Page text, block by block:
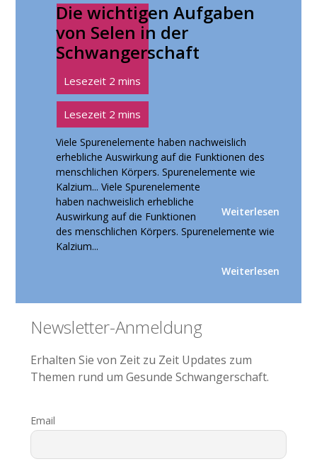
Die wichtigen Aufgaben
von Selen in der
Schwangerschaft
Viele Spurenelemente haben nachweislich
erhebliche Auswirkung auf die Funktionen des
menschlichen Körpers. Spurenelemente wie
Kalzium...
Weiterlesen
Viele Spurenelemente
haben nachweislich erhebliche
Auswirkung auf die Funktionen
des menschlichen Körpers. Spurenelemente wie
Kalzium...
Weiterlesen
Seitenspalte
Newsletter-Anmeldung
Erhalten Sie von Zeit zu Zeit Updates zum
Themen rund um Gesunde Schwangerschaft.
Email